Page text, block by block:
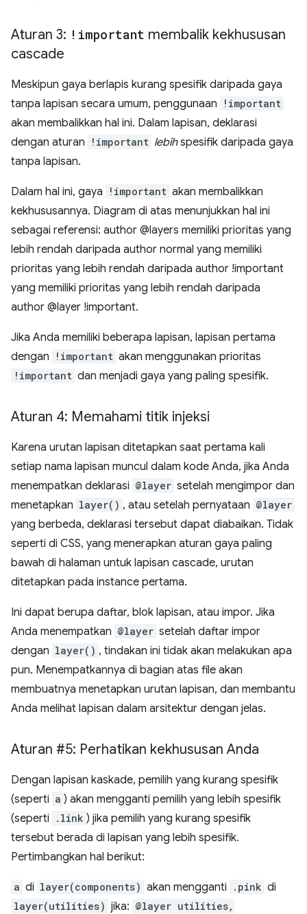
Aturan 3: !important membalik kekhususan
cascade
Meskipun gaya berlapis kurang spesifik daripada gaya
tanpa lapisan secara umum, penggunaan
!important
akan membalikkan hal ini. Dalam lapisan, deklarasi
dengan aturan
!important lebihspesifik daripada gaya
tanpa lapisan.
Dalam hal ini, gaya !important akan membalikkan
kekhususannya. Diagram di atas menunjukkan hal ini
sebagai referensi: author @layers memiliki prioritas yang
lebih rendah daripada author normal yang memiliki
prioritas yang lebih rendah daripada author !important
yang memiliki prioritas yang lebih rendah daripada
author @layer !important.
Jika Anda memiliki beberapa lapisan, lapisan pertama
dengan
!important akan menggunakan prioritas
!important dan menjadi gaya yang paling spesifik.
Aturan 4: Memahami titik injeksi
Karena urutan lapisan ditetapkan saat pertama kali
setiap nama lapisan muncul dalam kode Anda, jika Anda
menempatkan deklarasi @layer setelah mengimpor dan
menetapkan layer() , atau setelah pernyataan @layer
yang berbeda, deklarasi tersebut dapat diabaikan. Tidak
seperti di CSS, yang menerapkan aturan gaya paling
bawah di halaman untuk lapisan cascade, urutan
ditetapkan pada instance pertama.
Ini dapat berupa daftar, blok lapisan, atau impor. Jika
Anda menempatkan @layer setelah daftar impor
dengan layer() , tindakan ini tidak akan melakukan apa
pun. Menempatkannya di bagian atas file akan
membuatnya menetapkan urutan lapisan, dan membantu
Anda melihat lapisan dalam arsitektur dengan jelas.
Aturan #5: Perhatikan kekhususan Anda
Dengan lapisan kaskade, pemilih yang kurang spesifik
(seperti a ) akan mengganti pemilih yang lebih spesifik
(seperti
.link ) jika pemilih yang kurang spesifik
tersebut berada di lapisan yang lebih spesifik.
Pertimbangkan hal berikut:
a di layer(components) akan mengganti .pink di
layer(utilities) jika: @layer utilities,